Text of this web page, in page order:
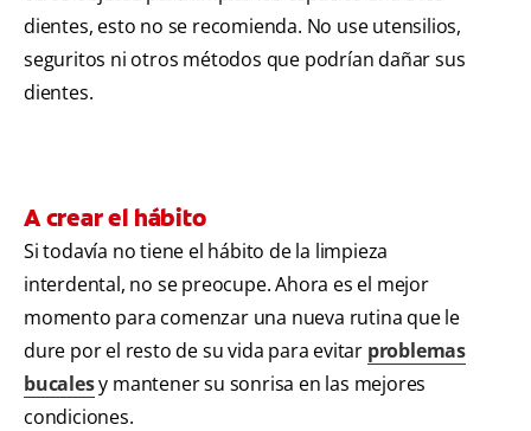
dientes, esto no se recomienda. No use utensilios,
seguritos ni otros métodos que podrían dañar sus
dientes.
A crear el hábito
Si todavía no tiene el hábito de la limpieza
interdental, no se preocupe. Ahora es el mejor
momento para comenzar una nueva rutina que le
dure por el resto de su vida para evitar problemas
bucalesy mantener su sonrisa en las mejores
condiciones.